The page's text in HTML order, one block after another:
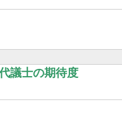
議士の期待度